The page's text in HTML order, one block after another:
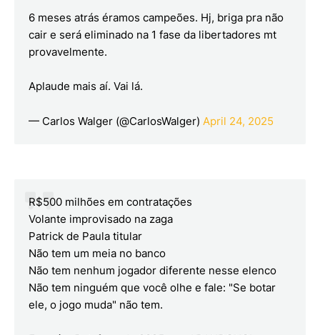
6 meses atrás éramos campeões. Hj, briga pra não
cair e será eliminado na 1 fase da libertadores mt
provavelmente.
Aplaude mais aí. Vai lá.
— Carlos Walger (@CarlosWalger) April 24, 2025
R$500 milhões em contratações
Volante improvisado na zaga
Patrick de Paula titular
Não tem um meia no banco
Não tem nenhum jogador diferente nesse elenco
Não tem ninguém que você olhe e fale: "Se botar
ele, o jogo muda" não tem.